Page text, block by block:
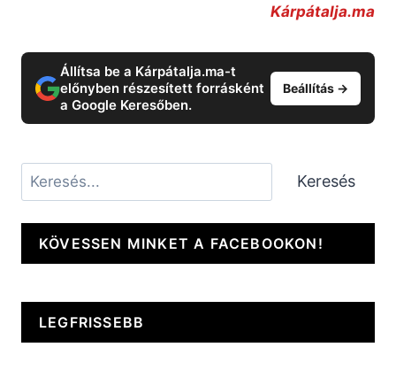
Kárpátalja.ma
Állítsa be a Kárpátalja.ma-t
előnyben részesített forrásként
a Google Keresőben.
Beállítás →
Keresés Keresés
KÖVESSEN MINKET A FACEBOOKON!
LEGFRISSEBB